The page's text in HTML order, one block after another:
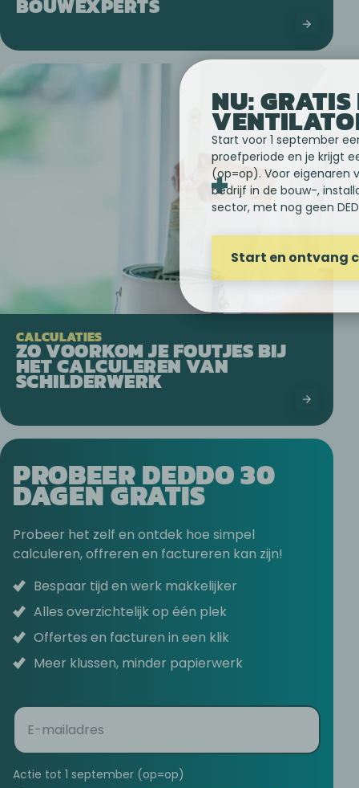
BOUWEXPERTS
CALCULATIES
ZO VOORKOM JE FOUTJES BIJ
HET CALCULEREN VAN
SCHILDERWERK
PROBEER DEDDO 30
DAGEN GRATIS
Probeer het zelf en ontdek hoe simpel
calculeren, offreren en factureren kan zijn!
Bespaar tijd en werk makkelijker
Alles overzichtelijk op één plek
Offertes en facturen in een klik
Meer klussen, minder papierwerk
E-
mail (Vereist)
Actie tot 1 september (op=op)
NU:
Start voor 1 september
proefperiode en je krijgt
(op=op). Voor eigenaren
bedrijf in de bouw-,
sector, met nog geen
Start en ontvang